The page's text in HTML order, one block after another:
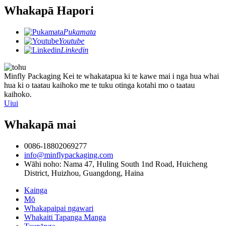
Whakapā Hapori
Pukamata
Youtube
Linkedin
Minfly Packaging Kei te whakatapua ki te kawe mai i nga hua whai
hua ki o taatau kaihoko me te tuku otinga kotahi mo o taatau
kaihoko.
Uiui
Whakapā mai
0086-18802069277
info@minflypackaging.com
Wāhi noho: Nama 47, Huling South 1nd Road, Huicheng
District, Huizhou, Guangdong, Haina
Kainga
Mō
Whakapaipai ngawari
Whakaiti Tapanga Manga